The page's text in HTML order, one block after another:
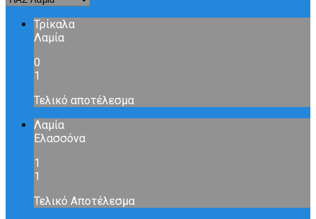
Τρίκαλα
Λαμία
0
1
Τελικό αποτέλεσμα
Λαμία
Ελασσόνα
1
1
Τελικό Αποτέλεσμα